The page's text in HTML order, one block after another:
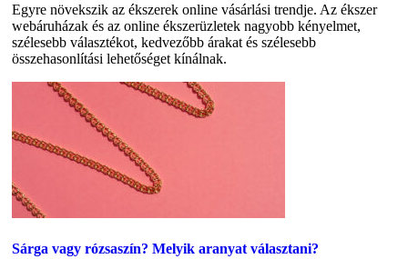
Egyre növekszik az ékszerek online vásárlási trendje. Az ékszer
webáruházak és az online ékszerüzletek nagyobb kényelmet,
szélesebb választékot, kedvezőbb árakat és szélesebb
összehasonlítási lehetőséget kínálnak.
Sárga vagy rózsaszín? Melyik aranyat választani?